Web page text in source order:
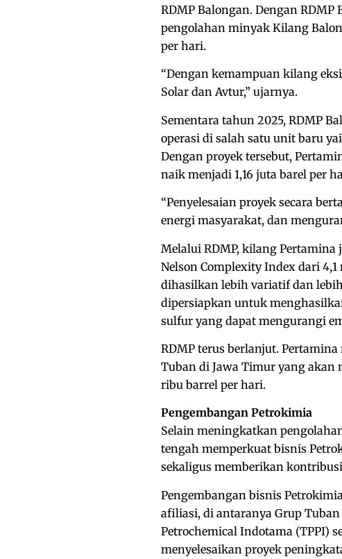
RDMP Balongan. Dengan
pengolahan minyak Kilang
per hari.
“Dengan kemampuan kilang
Solar dan Avtur,” ujarnya.
Sementara tahun 2025, RDMP
operasi di salah satu unit baru
Dengan proyek tersebut,
naik menjadi 1,16 juta barel per
“Penyelesaian proyek secara
energi masyarakat, dan
Melalui RDMP, kilang
Nelson Complexity Index dari
dihasilkan lebih variatif dan
dipersiapkan untuk
sulfur yang dapat mengurangi
RDMP terus berlanjut.
Tuban di Jawa Timur yang akan
ribu barrel per hari.
Pengembangan Petrokimia
Selain meningkatkan
tengah memperkuat bisnis
sekaligus memberikan
Pengembangan bisnis
afiliasi, di antaranya Grup
Petrochemical Indotama (TPPI)
menyelesaikan proyek